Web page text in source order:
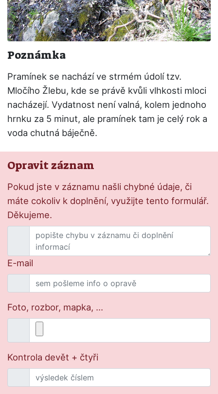
Poznámka
Pramínek se nachází ve strmém údolí tzv.
Mločího Žlebu, kde se právě kvůli vlhkosti mloci
nacházejí. Vydatnost není valná, kolem jednoho
hrnku za 5 minut, ale pramínek tam je celý rok a
voda chutná báječně.
Opravit záznam
Pokud jste v záznamu našli chybné údaje, či
máte cokoliv k doplnění, využijte tento formulář.
Děkujeme.
E-mail
Foto, rozbor, mapka, ...
Kontrola devět + čtyři